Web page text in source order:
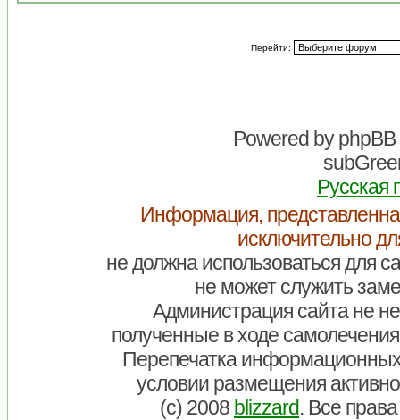
Перейти:
Powered byphpBB
Русская
Информация,
исключительно
не должна использоваться для
не может служить
Администрация сайта не
полученные в ходе
Перепечатка
условии размещения
(c) 2008 blizzard. Все